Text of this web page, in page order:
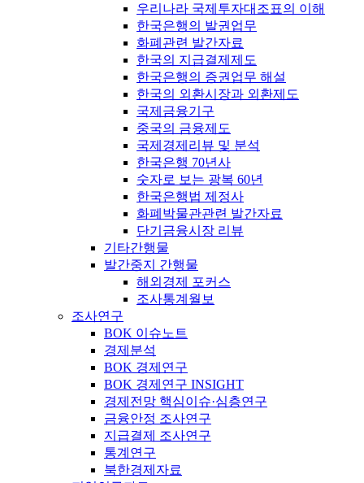
우리나라 국제투자대조표의 이해
한국은행의 발권업무
화폐관련 발간자료
한국의 지급결제제도
한국은행의 증권업무 해설
한국의 외환시장과 외환제도
국제금융기구
중국의 금융제도
국제경제리뷰 및 분석
한국은행 70년사
숫자로 보는 광복 60년
한국은행법 제정사
화폐박물관관련 발간자료
단기금융시장 리뷰
기타간행물
발간중지 간행물
해외경제 포커스
조사통계월보
조사연구
BOK 이슈노트
경제분석
BOK 경제연구
BOK 경제연구 INSIGHT
경제전망 핵심이슈·심층연구
금융안정 조사연구
지급결제 조사연구
통계연구
북한경제자료